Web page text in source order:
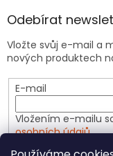
Odebírat
Vložte svůj e-mail a
nových produktech
E-mail
Vložením e-mailu
osobních údajů